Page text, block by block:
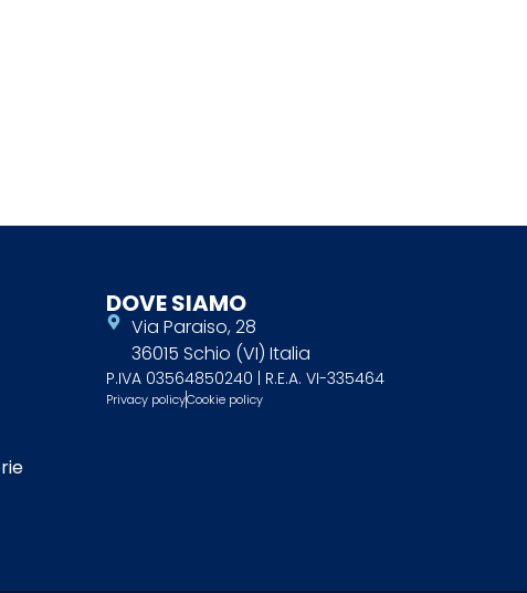
DOVE SIAMO
Via Paraiso, 28
36015 Schio (VI) Italia
P.IVA 03564850240 | R.E.A. VI-335464
Privacy policyCookie policy